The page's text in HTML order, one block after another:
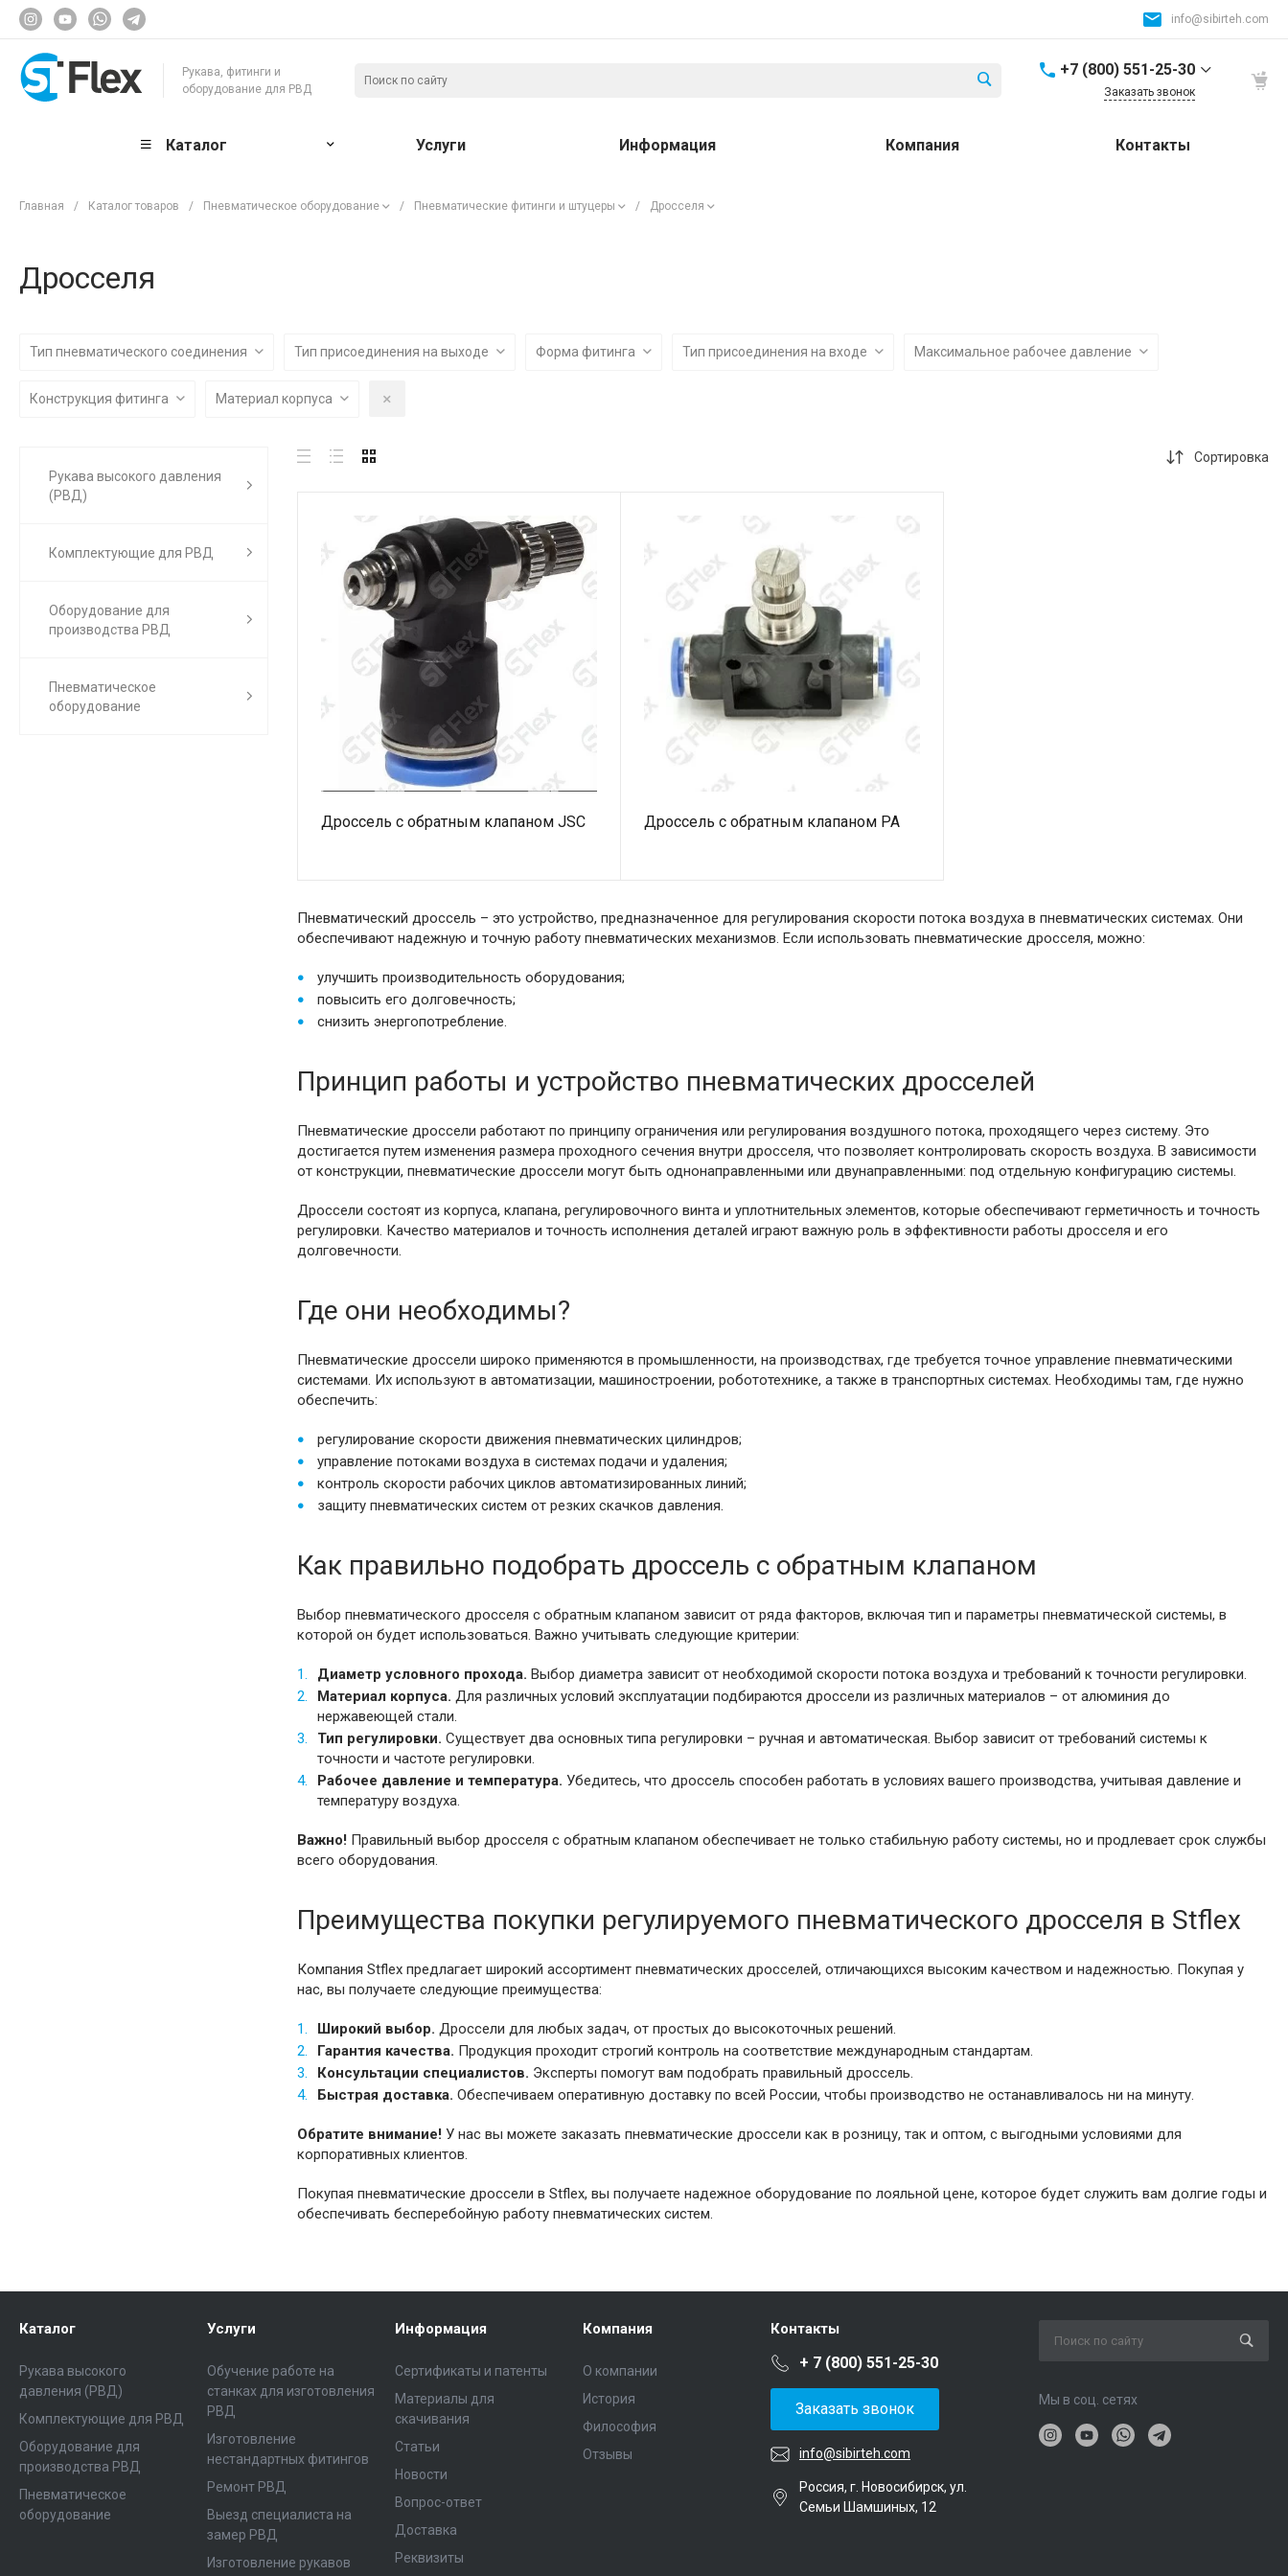
info@sibirteh.com
Рукава, фитинги и
оборудование для РВД
+7 (800) 551-25-30
Россия и СНГ
+ 7 (383) 325-25-30
Заказать звонок
Каталог Услуги Информация Компания Контакты
Главная / Каталог товаров / Пневматическое оборудование / Пневматические фитинги и штуцеры / Дросселя
Дросселя
Тип пневматического соединения Тип присоединения на выходе Форма фитинга Тип присоединения на входе Максимальное рабочее давление
Конструкция фитинга Материал корпуса
Рукава высокого давления
(РВД)
Комплектующие для РВД
Оборудование для
производства РВД
Пневматическое
оборудование
Сортировка
Дроссель с обратным клапаном JSC Дроссель с обратным клапаном PA
Пневматический дроссель – это устройство, предназначенное для регулирования скорости потока воздуха в пневматических системах. Они
обеспечивают надежную и точную работу пневматических механизмов. Если использовать пневматические дросселя, можно:
улучшить производительность оборудования;
повысить его долговечность;
снизить энергопотребление.
Принцип работы и устройство пневматических дросселей
Пневматические дроссели работают по принципу ограничения или регулирования воздушного потока, проходящего через систему. Это
достигается путем изменения размера проходного сечения внутри дросселя, что позволяет контролировать скорость воздуха. В зависимости
от конструкции, пневматические дроссели могут быть однонаправленными или двунаправленными: под отдельную конфигурацию системы.
Дроссели состоят из корпуса, клапана, регулировочного винта и уплотнительных элементов, которые обеспечивают герметичность и точность
регулировки. Качество материалов и точность исполнения деталей играют важную роль в эффективности работы дросселя и его
долговечности.
Где они необходимы?
Пневматические дроссели широко применяются в промышленности, на производствах, где требуется точное управление пневматическими
системами. Их используют в автоматизации, машиностроении, робототехнике, а также в транспортных системах. Необходимы там, где нужно
обеспечить:
регулирование скорости движения пневматических цилиндров;
управление потоками воздуха в системах подачи и удаления;
контроль скорости рабочих циклов автоматизированных линий;
защиту пневматических систем от резких скачков давления.
Как правильно подобрать дроссель с обратным клапаном
Выбор пневматического дросселя с обратным клапаном зависит от ряда факторов, включая тип и параметры пневматической системы, в
которой он будет использоваться. Важно учитывать следующие критерии:
Диаметр условного прохода. Выбор диаметра зависит от необходимой скорости потока воздуха и требований к точности регулировки.
Материал корпуса. Для различных условий эксплуатации подбираются дроссели из различных материалов – от алюминия до
нержавеющей стали.
Тип регулировки. Существует два основных типа регулировки – ручная и автоматическая. Выбор зависит от требований системы к
точности и частоте регулировки.
Рабочее давление и температура. Убедитесь, что дроссель способен работать в условиях вашего производства, учитывая давление и
температуру воздуха.
Важно! Правильный выбор дросселя с обратным клапаном обеспечивает не только стабильную работу системы, но и продлевает срок службы
всего оборудования.
Преимущества покупки регулируемого пневматического дросселя в Stflex
Компания Stflex предлагает широкий ассортимент пневматических дросселей, отличающихся высоким качеством и надежностью. Покупая у
нас, вы получаете следующие преимущества:
Широкий выбор. Дроссели для любых задач, от простых до высокоточных решений.
Гарантия качества. Продукция проходит строгий контроль на соответствие международным стандартам.
Консультации специалистов. Эксперты помогут вам подобрать правильный дроссель.
Быстрая доставка. Обеспечиваем оперативную доставку по всей России, чтобы производство не останавливалось ни на минуту.
Обратите внимание! У нас вы можете заказать пневматические дроссели как в розницу, так и оптом, с выгодными условиями для
корпоративных клиентов.
Покупая пневматические дроссели в Stflex, вы получаете надежное оборудование по лояльной цене, которое будет служить вам долгие годы и
обеспечивать бесперебойную работу пневматических систем.
Каталог
Рукава высокого
давления (РВД)
Комплектующие для РВД
Оборудование для
производства РВД
Пневматическое
оборудование
Услуги
Обучение работе на
станках для изготовления
РВД
Изготовление
нестандартных фитингов
Ремонт РВД
Выезд специалиста на
замер РВД
Изготовление рукавов
Информация
Сертификаты и патенты
Материалы для
скачивания
Статьи
Новости
Вопрос-ответ
Доставка
Реквизиты
Компания
О компании
История
Философия
Отзывы
Контакты
+ 7 (800) 551-25-30
Заказать звонок
info@sibirteh.com
Россия, г. Новосибирск, ул.
Семьи Шамшиных, 12
Мы в соц. сетях